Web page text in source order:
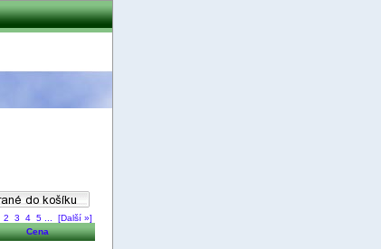
2 3 4 5
[Další »]
Cena